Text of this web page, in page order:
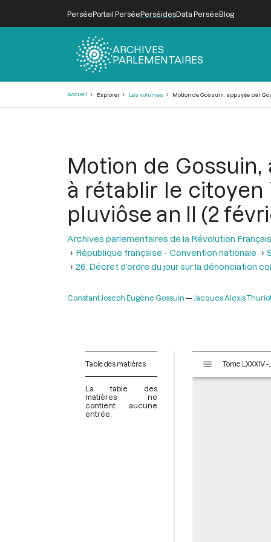
PerséePortail PerséePerséidesData PerséeBlog
ARCHIVES
PARLEMENTAIRES
Accueil Explorer Les volumes Motion de Gossuin, appuyée par
Motion de
à rétablir le citoyen
pluviôse an II (2
Archives parlementaires de la Révolution
République française - Convention nationale
26. Décret d’ordre du jour sur la dénonciation
Constant Joseph Eugène Gossuin Jacques Alexis
Table des matières
La table des
matières ne
contient aucune
entrée.
s